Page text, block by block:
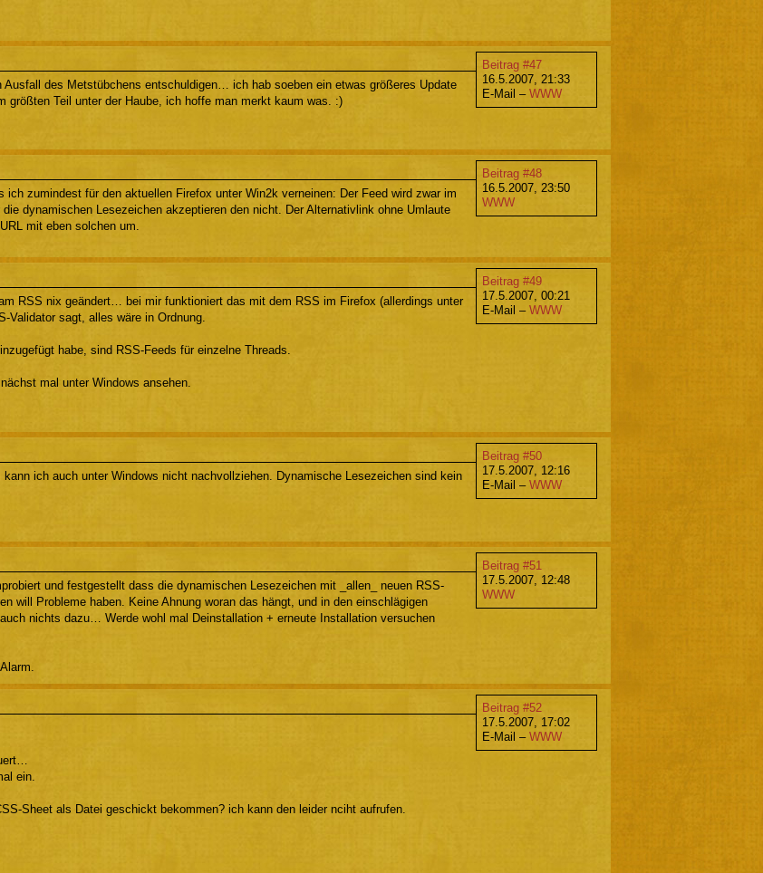
Beitrag #47
16.5.2007, 21:33
E-Mail – WWW
Ausfall des Metstübchens entschuldigen… ich hab soeben ein etwas größeres Update
größten Teil unter der Haube, ich hoffe man merkt kaum was. :)
Beitrag #48
16.5.2007, 23:50
WWW
ich zumindest für den aktuellen Firefox unter Win2k verneinen: Der Feed wird zwar im
die dynamischen Lesezeichen akzeptieren den nicht. Der Alternativlink ohne Umlaute
mit eben solchen um.
Beitrag #49
17.5.2007, 00:21
E-Mail – WWW
RSS nix geändert… bei mir funktioniert das mit dem RSS im Firefox (allerdings unter
Validator sagt, alles wäre in Ordnung.
habe, sind RSS-Feeds für einzelne Threads.
mal unter Windows ansehen.
Beitrag #50
17.5.2007, 12:16
E-Mail – WWW
ich auch unter Windows nicht nachvollziehen. Dynamische Lesezeichen sind kein
Beitrag #51
17.5.2007, 12:48
WWW
und festgestellt dass die dynamischen Lesezeichen mit _allen_ neuen RSS-
will Probleme haben. Keine Ahnung woran das hängt, und in den einschlägigen
nichts dazu… Werde wohl mal Deinstallation + erneute Installation versuchen
Beitrag #52
17.5.2007, 17:02
E-Mail – WWW
ein.
Sheet als Datei geschickt bekommen? ich kann den leider nciht aufrufen.